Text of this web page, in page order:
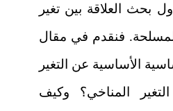
65، نحاول بحث العلاقة بين تغير
فنقدم في مقال
الأساسية عن التغير
المناخي؟ وكيف